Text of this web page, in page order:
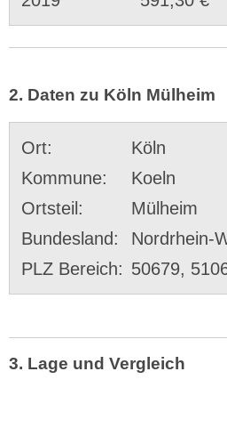
2. Daten zu Köln Mülheim
Ort:
Köln
Kommune:
Koeln
Ortsteil:
Mülheim
Bundesland:
Nordrhein-
PLZ Bereich: 50679,
3. Lage und Vergleich